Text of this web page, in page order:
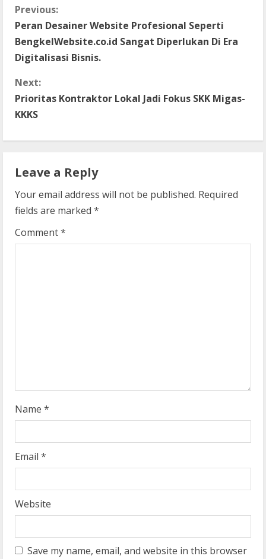
C
o
n
t
i
n
u
e
R
e
Previous:
Peran Desainer Website Profesional Seperti
BengkelWebsite.co.id Sangat Diperlukan Di Era
Digitalisasi Bisnis.
Next:
Prioritas Kontraktor Lokal Jadi Fokus SKK Migas-
KKKS
Leave a Reply
Your email address will not be published. Required
fields are marked *
Comment*
Name *
Email *
Website
Save my name, email, and website in this browser